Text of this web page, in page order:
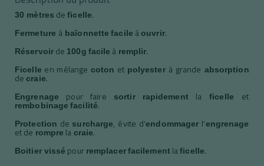
30 mètres deficelle.
Fermeture à baïonnette facile àouvrir.
Réservoirde 100g facile à remplir.
Ficelle en mélange coton et polyesterà grande absorption
decraie.
Engrenage pour faire sortir rapidementlaficelle et
rembobinage facilité.
Protection de surcharge, évite d'endommager l'engrenage
et de rompre la craie.
Boitier vissé pour remplacer facilementlaficelle.